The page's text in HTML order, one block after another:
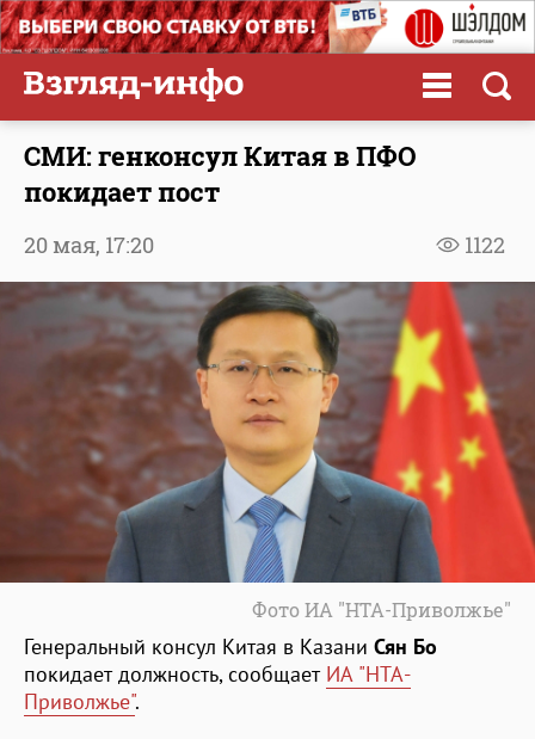
СМИ: генконсул Китая в ПФО
покидает пост
1122
20 мая, 17:20
Фото ИА "НТА-Приволжье"
Генеральный консул Китая в Казани Сян Бо
покидает должность, сообщает ИА "НТА-
Приволжье".